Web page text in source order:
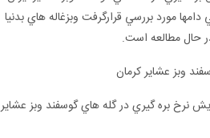
وضعيت دوقلوزايي دامها مورد بررسي قرارگرفت وبزغاله هاي بدنيا
حال مطالعه است.
نرخ بره گيري در گله هاي گوسفند وبز عشاير